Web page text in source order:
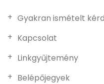
Gyakran ismételt
Kapcsolat
Linkgyűjtemény
Belépőjegyek